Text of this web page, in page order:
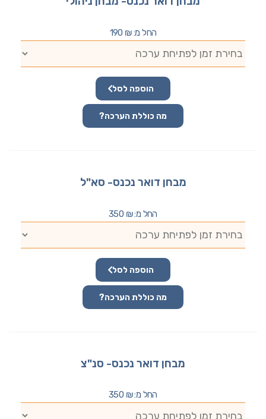
החל מ: 190 ₪
הוספה לסל
מה כוללת הערכה?
מבחן דואר נכנס- סא"ל
החל מ: 350 ₪
הוספה לסל
מה כוללת הערכה?
מבחן דואר נכנס- סנ"צ
החל מ: 350 ₪